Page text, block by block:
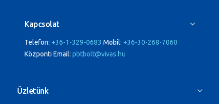
Kapcsolat
Telefon: +36-1-329-0683 Mobil: +36-30-268-7060
Központi Email: pbtbolt@vivas.hu
Üzletünk